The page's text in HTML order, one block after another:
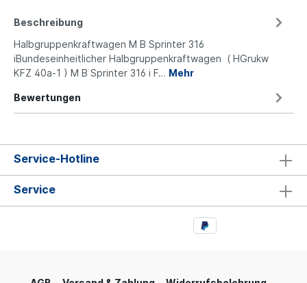
Beschreibung
Halbgruppenkraftwagen M B Sprinter 316
iBundeseinheitlicher Halbgruppenkraftwagen ( HGrukw
KFZ 40a-1 ) M B Sprinter 316 i F… Mehr
Bewertungen
Service-Hotline
Service